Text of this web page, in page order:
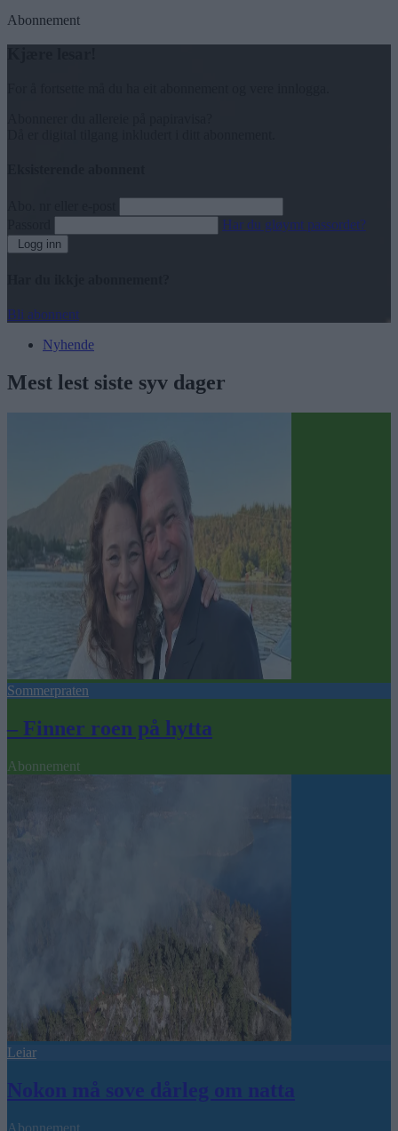
Abonnement
Har du gløymt passordet?
Logg inn
Bli abonnent
Nyhende
Mest lest siste syv dager
Sommerpraten
– Finner roen på hytta
Abonnement
Leiar
Nokon må sove dårleg om natta
Abonnement